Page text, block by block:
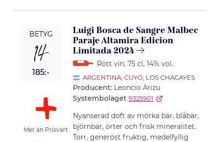
BETYG
14
185:-
Mer än Prisvärt
Luigi Bosca de Sangre Malbec
Paraje Altamira Edicion
Limitada 2024
Rött vin, 75 cl, 14% vol.
ARGENTINA, CUYO, LOS CHACAYES
Producent: Leoncio Arizu
Systembolaget 9325901
Nyanserad doft av mörka bär, blåbär,
björnbär, örter och frisk mineralitet.
Torr, generöst fruktig, medelfyllig